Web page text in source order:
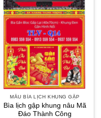
MẪU BÌA LỊCH KHUNG GẬP
Bìa lịch gập khung nâu Mã
Đáo Thành Công